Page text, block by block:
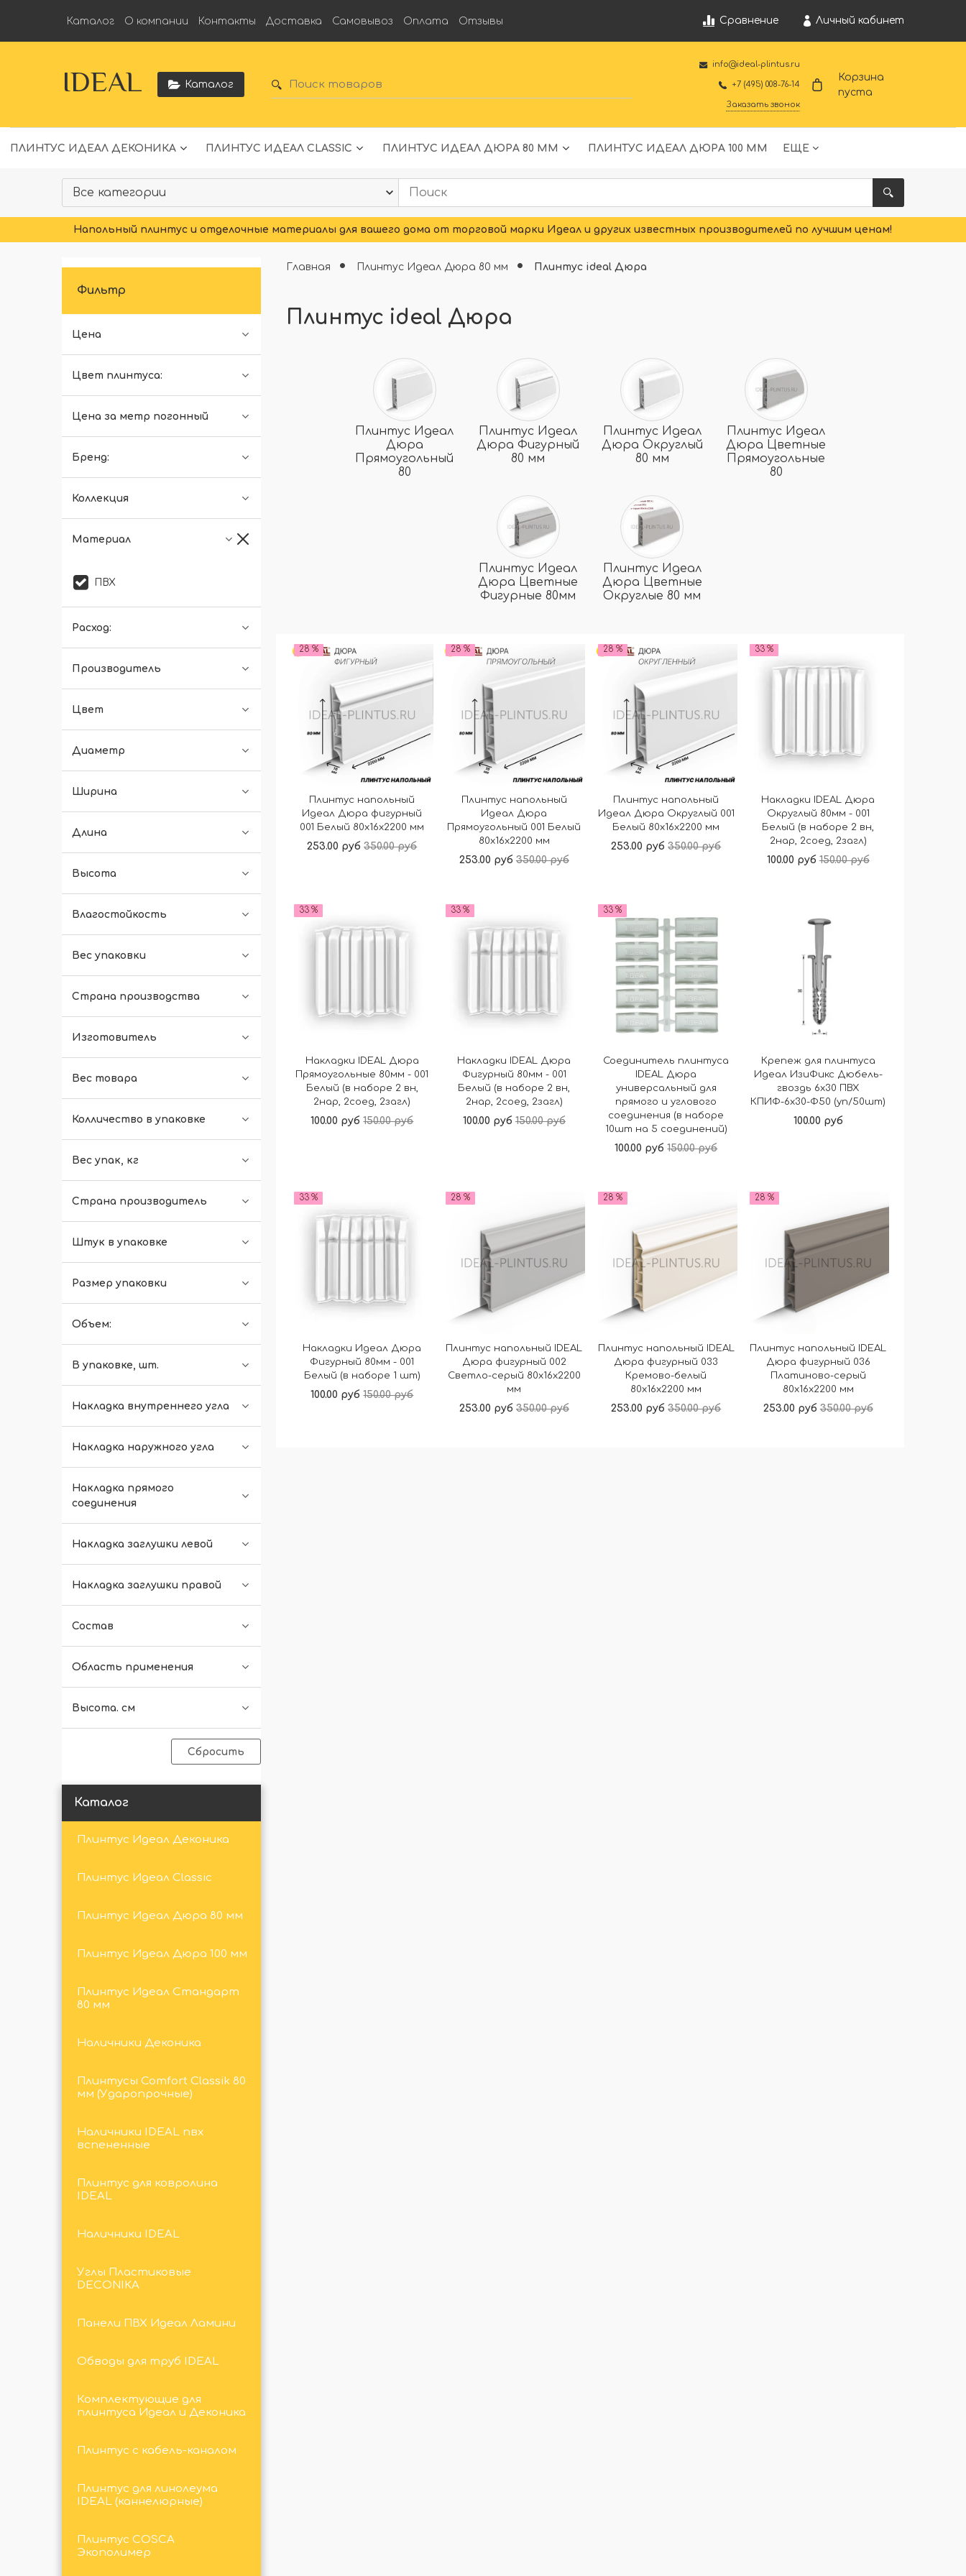
Сравнение Личный кабинет
Каталог О компании Контакты Доставка Самовывоз Оплата Отзывы
IDEAL Каталог
info@ideal-plintus.ru
+7 (495) 008-76-14
Заказать звонок
Корзина
пуста
ПЛИНТУС ИДЕАЛ ДЕКОНИКА ПЛИНТУС ИДЕАЛ CLASSIC ПЛИНТУС ИДЕАЛ ДЮРА 80 ММ ПЛИНТУС ИДЕАЛ ДЮРА 100 ММ ЕЩЕ
Напольный плинтус и отделочные материалы для вашего дома от торговой марки Идеал и других известных производителей по лучшим ценам!
Фильтр
Цена
Цвет плинтуса:
Цена за метр погонный
Бренд:
Коллекция
Материал
ПВХ
Расход:
Производитель
Цвет
Диаметр
Ширина
Длина
Высота
Влагостойкость
Вес упаковки
Страна производства
Изготовитель
Вес товара
Колличество в упаковке
Вес упак, кг
Страна производитель
Штук в упаковке
Размер упаковки
Объем:
В упаковке, шт.
Накладка внутреннего угла
Накладка наружного угла
Накладка прямого
соединения
Накладка заглушки левой
Накладка заглушки правой
Состав
Область применения
Высота. см
Сбросить
Каталог
Плинтус Идеал Деконика
Плинтус Идеал Classic
Плинтус Идеал Дюра 80 мм
Плинтус Идеал Дюра 100 мм
Плинтус Идеал Стандарт
80 мм
Наличники Деконика
Плинтусы Comfort Classik 80
мм (Ударопрочные)
Наличники IDEAL пвх
вспененные
Плинтус для ковролина
IDEAL
Наличники IDEAL
Углы Пластиковые
DECONIKA
Панели ПВХ Идеал Ламини
Обводы для труб IDEAL
Комплектующие для
плинтуса Идеал и Деконика
Плинтус с кабель-каналом
Плинтус для линолеума
IDEAL (каннелюрные)
Плинтус COSCA
Экополимер
Главная Плинтус Идеал Дюра 80 мм Плинтус ideal Дюра
Плинтус ideal Дюра
Плинтус Идеал
Дюра
Прямоугольный
80
Плинтус Идеал
Дюра Фигурный
80 мм
Плинтус Идеал
Дюра Округлый
80 мм
Плинтус Идеал
Дюра Цветные
Прямоугольные
80
Плинтус Идеал
Дюра Цветные
Фигурные 80мм
Плинтус Идеал
Дюра Цветные
Округлые 80 мм
28 %
Плинтус напольный
Идеал Дюра фигурный
001 Белый 80x16x2200 мм
253.00 руб 350.00 руб
28 %
Плинтус напольный
Идеал Дюра
Прямоугольный 001 Белый
80x16x2200 мм
253.00 руб 350.00 руб
28 %
Плинтус напольный
Идеал Дюра Округлый 001
Белый 80x16x2200 мм
253.00 руб 350.00 руб
33 %
Накладки IDEAL Дюра
Округлый 80мм - 001
Белый (в наборе 2 вн,
2нар, 2соед, 2загл)
100.00 руб 150.00 руб
33 %
Накладки IDEAL Дюра
Прямоугольные 80мм - 001
Белый (в наборе 2 вн,
2нар, 2соед, 2загл)
100.00 руб 150.00 руб
33 %
Накладки IDEAL Дюра
Фигурный 80мм - 001
Белый (в наборе 2 вн,
2нар, 2соед, 2загл)
100.00 руб 150.00 руб
33 %
Соединитель плинтуса
IDEAL Дюра
универсальный для
прямого и углового
соединения (в наборе
10шт на 5 соединений)
100.00 руб 150.00 руб
Крепеж для плинтуса
Идеал ИзиФикс Дюбель-
гвоздь 6х30 ПВХ
КПИФ-6х30-Ф50 (уп/50шт)
100.00 руб
33 %
Накладки Идеал Дюра
Фигурный 80мм - 001
Белый (в наборе 1 шт)
100.00 руб 150.00 руб
28 %
Плинтус напольный IDEAL
Дюра фигурный 002
Светло-серый 80x16x2200
мм
253.00 руб 350.00 руб
28 %
Плинтус напольный IDEAL
Дюра фигурный 033
Кремово-белый
80x16x2200 мм
253.00 руб 350.00 руб
28 %
Плинтус напольный IDEAL
Дюра фигурный 036
Платиново-серый
80x16x2200 мм
253.00 руб 350.00 руб